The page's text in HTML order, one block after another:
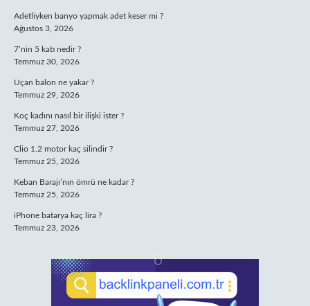
Adetliyken banyo yapmak adet keser mi ?
Ağustos 3, 2026
7’nin 5 katı nedir ?
Temmuz 30, 2026
Uçan balon ne yakar ?
Temmuz 29, 2026
Koç kadını nasıl bir ilişki ister ?
Temmuz 27, 2026
Clio 1.2 motor kaç silindir ?
Temmuz 25, 2026
Keban Barajı’nın ömrü ne kadar ?
Temmuz 25, 2026
iPhone batarya kaç lira ?
Temmuz 23, 2026